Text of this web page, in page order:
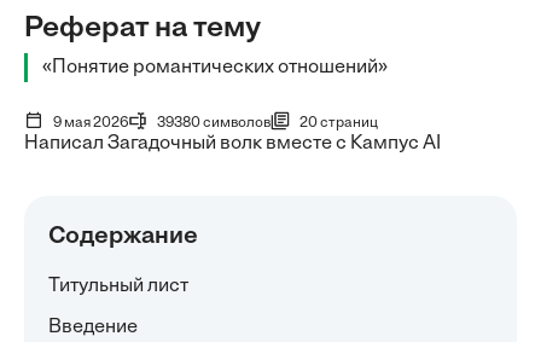
Реферат на тему
«Понятие романтических отношений»
9 мая 2026 39380 символов 20 страниц
Написал Загадочный волк вместе с Кампус AI
Содержание
Титульный лист
Введение